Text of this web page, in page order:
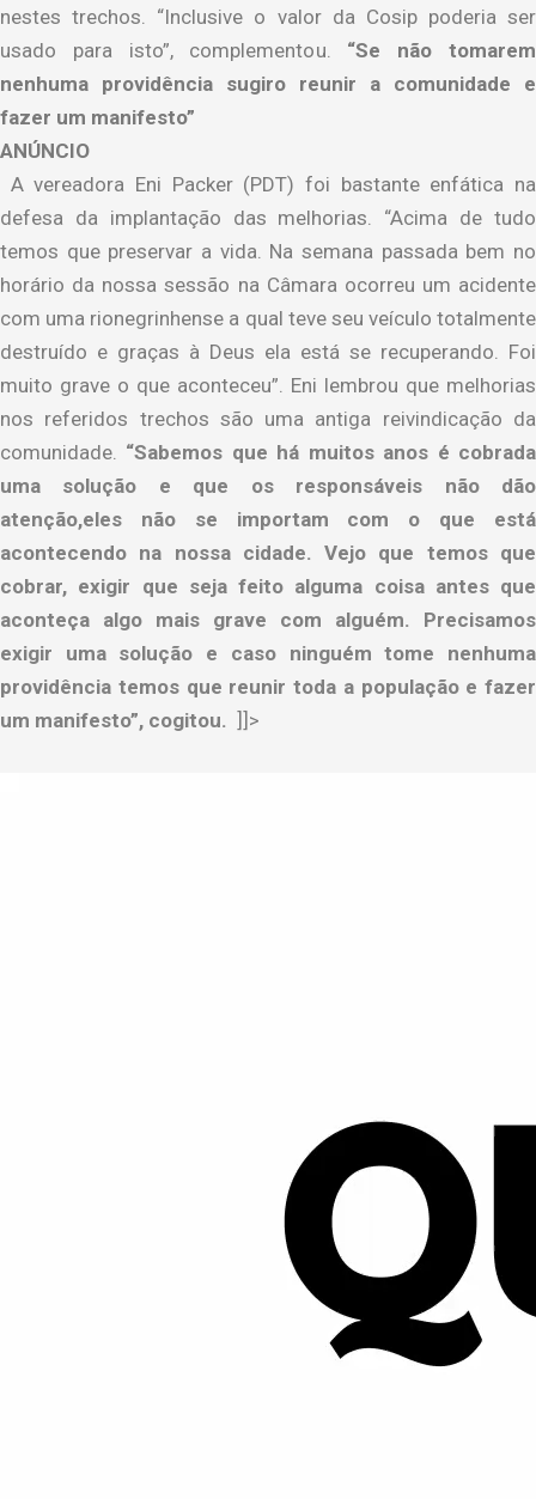
nestes trechos. “Inclusive o valor da Cosip poderia ser
usado para isto”, complementou. “Se não tomarem
nenhuma providência sugiro reunir a comunidade e
fazer um manifesto”
ANÚNCIO
A vereadora Eni Packer (PDT) foi bastante enfática na
defesa da implantação das melhorias. “Acima de tudo
temos que preservar a vida. Na semana passada bem no
horário da nossa sessão na Câmara ocorreu um acidente
com uma rionegrinhense a qual teve seu veículo totalmente
destruído e graças à Deus ela está se recuperando. Foi
muito grave o que aconteceu”. Eni lembrou que melhorias
nos referidos trechos são uma antiga reivindicação da
comunidade. “Sabemos que há muitos anos é cobrada
uma solução e que os responsáveis não dão
atenção,eles não se importam com o que está
acontecendo na nossa cidade. Vejo que temos que
cobrar, exigir que seja feito alguma coisa antes que
aconteça algo mais grave com alguém. Precisamos
exigir uma solução e caso ninguém tome nenhuma
providência temos que reunir toda a população e fazer
um manifesto”, cogitou. ]]>